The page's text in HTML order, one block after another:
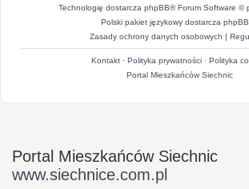
Technologię dostarcza phpBB® Forum Software ©
Polski pakiet językowy dostarcza
Zasady ochrony danych osobowych |
Kontakt· Polityka prywatności· Polityka
Portal Mieszkańców Siechnic
Portal Mieszkańców Siechnic
www.siechnice.com.pl